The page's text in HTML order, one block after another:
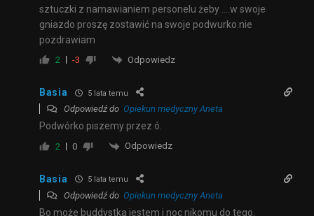
sztuczki z namawianiem personelu żeby ….w swoje
gniazdo proszę zostawić na swoje podwurko.nie
pozdrawiam
2 -3 Odpowiedz
Basia 5 lata temu
Odpowiedź do Opiekun medyczny Aneta
Podwórko piszemy przez ó.
2 0 Odpowiedz
Basia 5 lata temu
Odpowiedź do Opiekun medyczny Aneta
Bo może buddystka jestem i noc nikomu do tego.